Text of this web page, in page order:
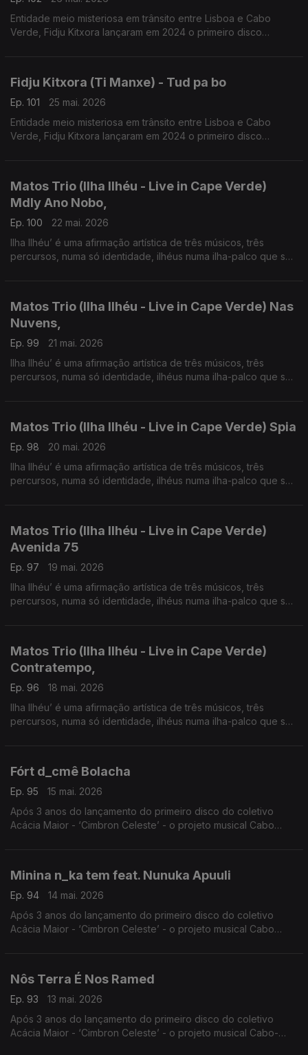
Entidade meio misteriosa em trânsito entre Lisboa e Cabo
Verde, Fidju Kitxora lançaram em 2024 o primeiro disco
Fidju Kitxora (Ti Manxe) - Tud pa bo
Ep. 101
25 mai. 2026
Entidade meio misteriosa em trânsito entre Lisboa e Cabo
Verde, Fidju Kitxora lançaram em 2024 o primeiro disco
Matos Trio (Ilha Ilhéu - Live in Cape Verde)
Mdly Ano Nobo,
Ep. 100
22 mai. 2026
Ilha Ilhéu’ é uma afirmação artística de três músicos, três
percursos, numa só identidade, ilhéus numa ilha-palco que se
Matos Trio (Ilha Ilhéu - Live in Cape Verde) Nas
Nuvens,
Ep. 99
21 mai. 2026
Ilha Ilhéu’ é uma afirmação artística de três músicos, três
percursos, numa só identidade, ilhéus numa ilha-palco que se
Matos Trio (Ilha Ilhéu - Live in Cape Verde) Spia
Ep. 98
20 mai. 2026
Ilha Ilhéu’ é uma afirmação artística de três músicos, três
percursos, numa só identidade, ilhéus numa ilha-palco que se
Matos Trio (Ilha Ilhéu - Live in Cape Verde)
Avenida 75
Ep. 97
19 mai. 2026
Ilha Ilhéu’ é uma afirmação artística de três músicos, três
percursos, numa só identidade, ilhéus numa ilha-palco que se
Matos Trio (Ilha Ilhéu - Live in Cape Verde)
Contratempo,
Ep. 96
18 mai. 2026
Ilha Ilhéu’ é uma afirmação artística de três músicos, três
percursos, numa só identidade, ilhéus numa ilha-palco que se
Fórt d_cmê Bolacha
Ep. 95
15 mai. 2026
Após 3 anos do lançamento do primeiro disco do coletivo
Acácia Maior - ‘Cimbron Celeste’ - o projeto musical Cabo
Minina n_ka tem feat. Nunuka Apuuli
Ep. 94
14 mai. 2026
Após 3 anos do lançamento do primeiro disco do coletivo
Acácia Maior - ‘Cimbron Celeste’ - o projeto musical Cabo
Nôs Terra É Nos Ramed
Ep. 93
13 mai. 2026
Após 3 anos do lançamento do primeiro disco do coletivo
Acácia Maior - ‘Cimbron Celeste’ - o projeto musical Cabo-